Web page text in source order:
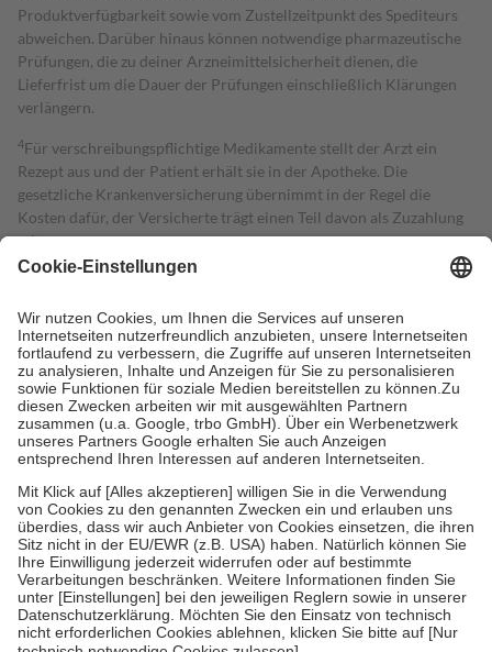
Produktverfügbarkeit sowie vom Zustellzeitpunkt des Spediteurs
abweichen. Darüber hinaus können notwendige pharmazeutische
Prüfungen, die zu deiner Arzneimittelsicherheit dienen, die
Lieferfrist um die Dauer der Prüfungen einschließlich Klärungen
verlängern.
4Für verschreibungspflichtige Medikamente stellt der Arzt ein
Rezept aus und der Patient erhält sie in der Apotheke. Die
gesetzliche Krankenversicherung übernimmt in der Regel die
Kosten dafür, der Versicherte trägt einen Teil davon als Zuzahlung
mit.
Grundsätzlich leisten Mitglieder Zuzahlungen in Höhe von zehn
höchstens zehn Euro.
Es sind jedoch nie mehr als die tatsächlichen
Kosten der Leistung zu entrichten.
Diese Regeln gelten grundsätzlich auch für Online-Apotheken.
Bei Heilmitteln und häuslicher Krankenpflege beträgt die
Zuzahlung zehn Prozent der Kosten sowie zehn Euro je
Verordnung.
Um das Engagement der Versicherten für ihre eigene Gesundheit zu
stärken und die besondere Stellung der Familie zu unterstützen,
fallenkeine Zuzahlungenan bei:
• Kindern und Jugendlichen bis zum vollendeten 18. Lebensjahr
mit Ausnahme der Fahrkosten
• Untersuchungen zur Vorsorge und Früherkennung, die von der
GKV getragen werden
• empfohlenen Schutzimpfungen
• Harn- und Blutteststreifen